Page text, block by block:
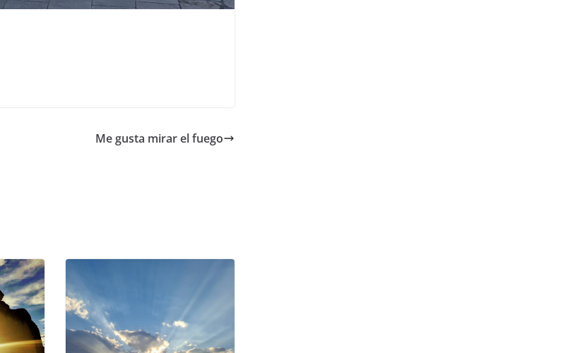
Me gusta mirar el fuego